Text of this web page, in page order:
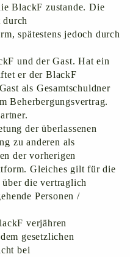
BlackF zustande. Die
spätestens jedoch durch
und der Gast. Hat ein
er der BlackF
als Gesamtschuldner
Beherbergungsvertrag.
der überlassenen
zu anderen als
der vorherigen
Gleiches gilt für die
die vertraglich
Personen /
verjähren
gesetzlichen
bei